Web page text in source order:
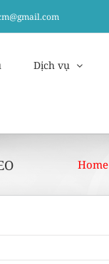
Dịch vụ
Home